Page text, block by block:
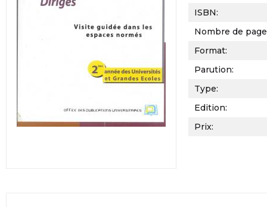
ISBN:
Nombre de
Format:
Parution:
Type:
Edition:
Prix: